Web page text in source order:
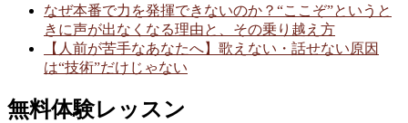
なぜ本番で力を発揮できないのか？“ここぞ”というと
きに声が出なくなる理由と、その乗り越え方
【人前が苦手なあなたへ】歌えない・話せない原因
は“技術”だけじゃない
無料体験レッスン